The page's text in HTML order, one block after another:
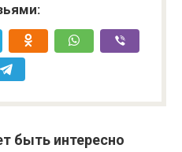
быть интересно